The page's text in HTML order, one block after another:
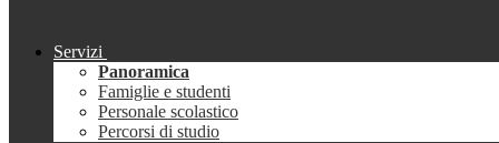
Servizi
Panoramica
Famiglie e studenti
Personale scolastico
Percorsi di studio